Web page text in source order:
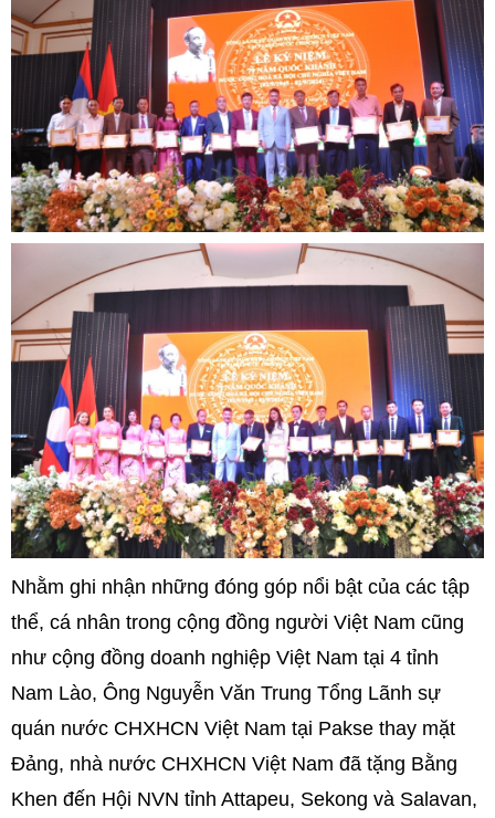
Nhằm ghi nhận những đóng góp nổi bật của các tập
thể, cá nhân trong cộng đồng người Việt Nam cũng
như cộng đồng doanh nghiệp Việt Nam tại 4 tỉnh
Nam Lào, Ông Nguyễn Văn Trung Tổng Lãnh sự
quán nước CHXHCN Việt Nam tại Pakse thay mặt
Đảng, nhà nước CHXHCN Việt Nam đã tặng Bằng
Khen đến Hội NVN tỉnh Attapeu, Sekong và Salavan,